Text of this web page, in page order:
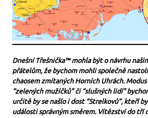
Dnešní Třešnička™ mohla být o návrhu
přátelům, že bychom mohli společně
chaosem zmítaných Horních Uhrách.
“zelených mužíčků” či “slušných lidí”
určitě by se našlo i dost “Strelkovů”, kteří
události správným směrem. Vítězství do tří